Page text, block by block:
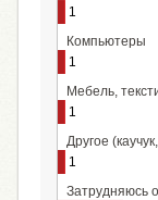
1
Компьютеры
1
Мебель,
1
Другое
1
Затрудняюсь